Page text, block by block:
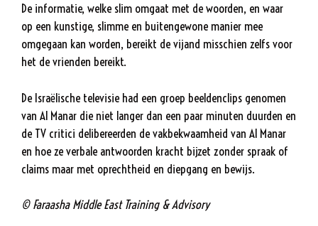
De informatie, welke slim omgaat met de woorden, en waar
op een kunstige, slimme en buitengewone manier mee
omgegaan kan worden, bereikt de vijand misschien zelfs voor
het de vrienden bereikt.
De Israëlische televisie had een groep beeldenclips genomen
van Al Manar die niet langer dan een paar minuten duurden en
de TV critici delibereerden de vakbekwaamheid van Al Manar
en hoe ze verbale antwoorden kracht bijzet zonder spraak of
claims maar met oprechtheid en diepgang en bewijs.
© Faraasha Middle East Training & Advisory